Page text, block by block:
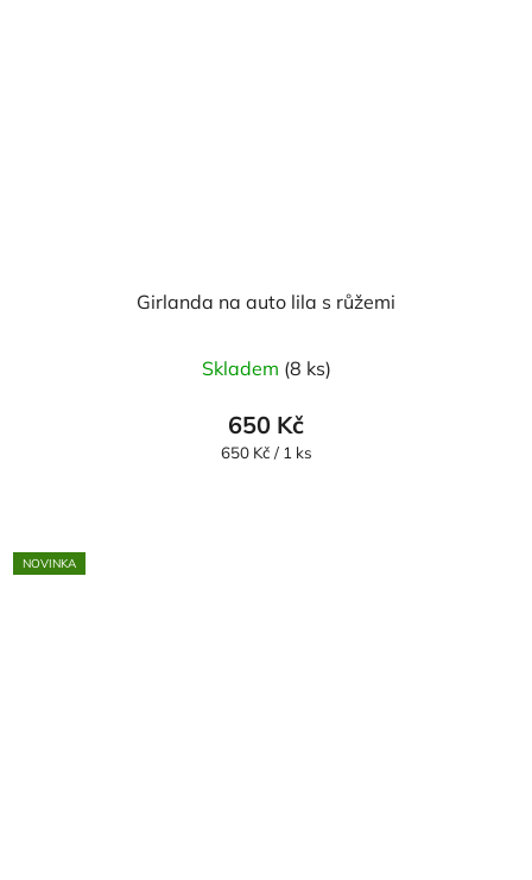
Girlanda na auto lila s růžemi
hodnocení
produktu
je
Skladem (8 ks)
650 Kč
Měrná
650 Kč / 1 ks
NOVINKA